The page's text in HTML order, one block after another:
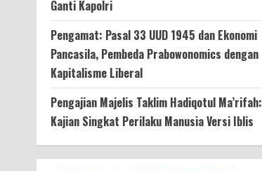
Ganti Kapolri
Pengamat: Pasal 33 UUD 1945 dan Ekonomi
Pancasila, Pembeda Prabowonomics dengan
Kapitalisme Liberal
Pengajian Majelis Taklim Hadiqotul Ma’rifah:
Kajian Singkat Perilaku Manusia Versi Iblis